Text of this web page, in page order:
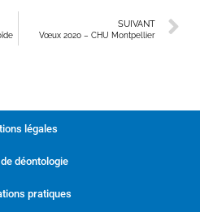
SUIVANT
Vœux 2020 – CHU Montpellier
légales
déontologie
pratiques